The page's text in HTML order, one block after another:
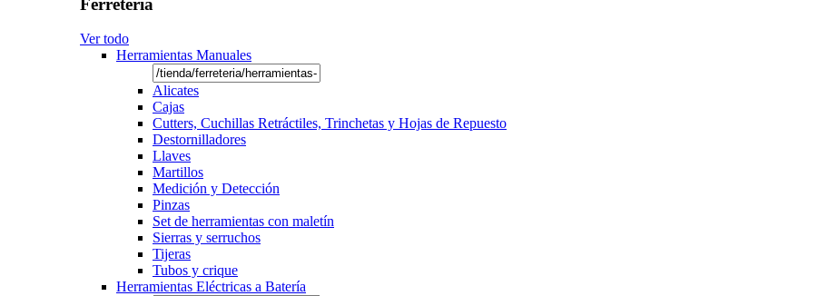
Ferretería
Ver todo
Herramientas Manuales
Alicates
Cajas
Cutters, Cuchillas Retráctiles, Trinchetas y Hojas de Repuesto
Destornilladores
Llaves
Martillos
Medición y Detección
Pinzas
Set de herramientas con maletín
Sierras y serruchos
Tijeras
Tubos y crique
Herramientas Eléctricas a Batería